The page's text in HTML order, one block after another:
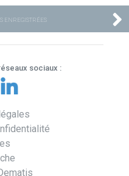
ENREGISTRÉES
sociaux :